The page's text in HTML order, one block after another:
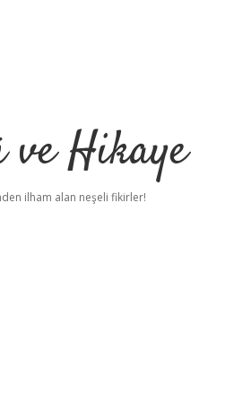
ve Hikaye
ilham alan neşeli fikirler!